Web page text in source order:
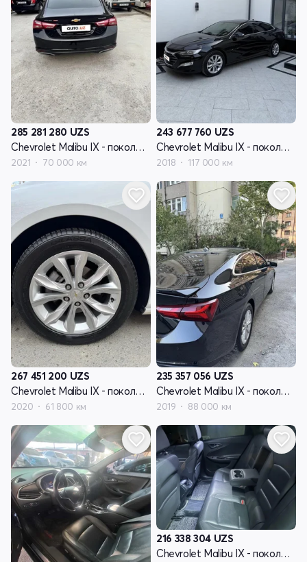
285 281 280 UZS
Chevrolet Malibu IX - поколение рестайлинг
2021 70 000 км
243 677 760 UZS
Chevrolet Malibu IX - поколение рестайлинг
2018 117 000 км
267 451 200 UZS
Chevrolet Malibu IX - поколение рестайлинг
2020 61 800 км
235 357 056 UZS
Chevrolet Malibu IX - поколение рестайлинг
2019 88 000 км
216 338 304 UZS
Chevrolet Malibu IX - поколение рестайлинг